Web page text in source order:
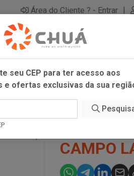
Área do Cliente ? - Entrar |
SUCO
CAMPO
seu CEP para ter acesso aos
e ofertas exclusivas da sua